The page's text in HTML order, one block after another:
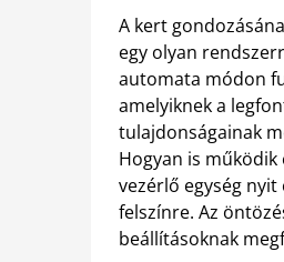
A kert
egy olyan
automata módon
amelyiknek a
tulajdonságainak
Hogyan is működik
vezérlő egység
felszínre. Az
beállításoknak